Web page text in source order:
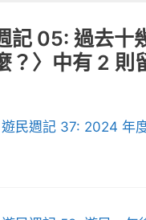
記 05: 過去十
？〉中有 2 則
遊民週記 37: 2024 年